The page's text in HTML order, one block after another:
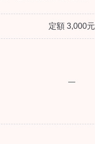
定額 3,000元
—